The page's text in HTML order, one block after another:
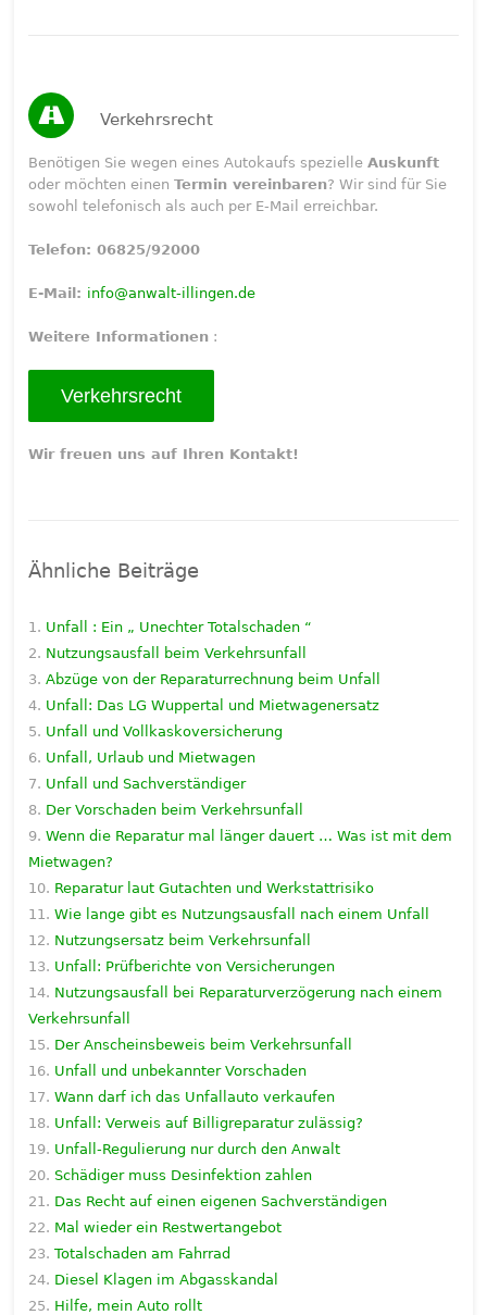
Verkehrsrecht
Benötigen Sie wegen eines Autokaufs spezielleAuskunft
oder möchten einenTermin vereinbaren? Wir sind für Sie
sowohl telefonisch als auch per E-Mail erreichbar.
Telefon: 06825/92000
E-Mail: info@anwalt-illingen.de
Weitere Informationen :
Verkehrsrecht
Wir freuen uns auf Ihren Kontakt!
Ähnliche Beiträge
Unfall : Ein „ Unechter Totalschaden “
Nutzungsausfall beim Verkehrsunfall
Abzüge von der Reparaturrechnung beim Unfall
Unfall: Das LG Wuppertal und Mietwagenersatz
Unfall und Vollkaskoversicherung
Unfall, Urlaub und Mietwagen
Unfall und Sachverständiger
Der Vorschaden beim Verkehrsunfall
Wenn die Reparatur mal länger dauert … Was ist mit dem
Mietwagen?
Reparatur laut Gutachten und Werkstattrisiko
Wie lange gibt es Nutzungsausfall nach einem Unfall
Nutzungsersatz beim Verkehrsunfall
Unfall: Prüfberichte von Versicherungen
Nutzungsausfall bei Reparaturverzögerung nach einem
Verkehrsunfall
Der Anscheinsbeweis beim Verkehrsunfall
Unfall und unbekannter Vorschaden
Wann darf ich das Unfallauto verkaufen
Unfall: Verweis auf Billigreparatur zulässig?
Unfall-Regulierung nur durch den Anwalt
Schädiger muss Desinfektion zahlen
Das Recht auf einen eigenen Sachverständigen
Mal wieder ein Restwertangebot
Totalschaden am Fahrrad
Diesel Klagen im Abgasskandal
Hilfe, mein Auto rollt